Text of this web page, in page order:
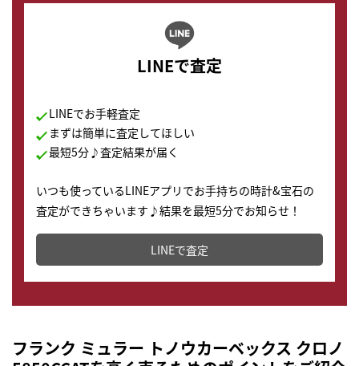
LINEで査定
LINEでお手軽査定
まずは簡単に査定してほしい
最短5分♪査定結果が届く
いつも使っているLINEアプリでお手持ちの時計&宝石の
査定ができちゃいます♪結果を最短5分でお知らせ！
どこからでもすぐに査定金額を知ることが出来ます。
LINEで査定
フランク ミュラー トノウカーベックス クロノ